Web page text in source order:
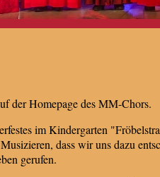
der Homepage des MM-Chors.
im Kindergarten
dass wir uns dazu
gerufen.